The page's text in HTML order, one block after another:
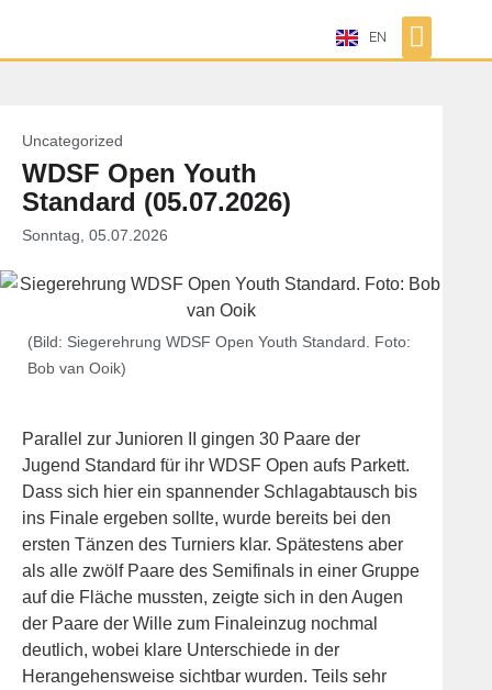
EN
Uncategorized
WDSF Open Youth
Standard (05.07.2026)
Sonntag, 05.07.2026
(Bild: Siegerehrung WDSF Open Youth Standard. Foto:
Bob van Ooik)
Parallel zur Junioren II gingen 30 Paare der
Jugend Standard für ihr WDSF Open aufs Parkett.
Dass sich hier ein spannender Schlagabtausch bis
ins Finale ergeben sollte, wurde bereits bei den
ersten Tänzen des Turniers klar. Spätestens aber
als alle zwölf Paare des Semifinals in einer Gruppe
auf die Fläche mussten, zeigte sich in den Augen
der Paare der Wille zum Finaleinzug nochmal
deutlich, wobei klare Unterschiede in der
Herangehensweise sichtbar wurden. Teils sehr